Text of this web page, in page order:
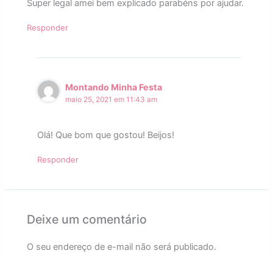
Super legal amei bem explicado parabéns por ajudar.
Responder
Montando Minha Festa
maio 25, 2021 em 11:43 am
Olá! Que bom que gostou! Beijos!
Responder
Deixe um comentário
O seu endereço de e-mail não será publicado.